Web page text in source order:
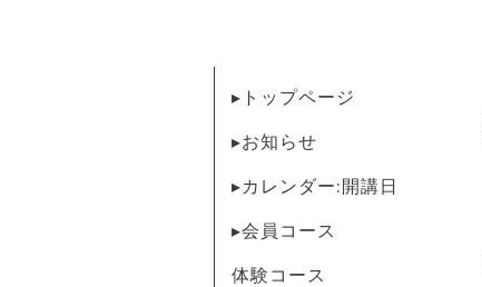
▸トップページ
▸お知らせ
▸カレンダー:開講日
▸会員コース
体験コース